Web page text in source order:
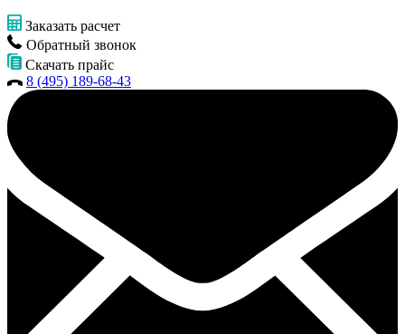
Заказать расчет
Обратный звонок
Скачать прайс
8 (495) 189-68-43